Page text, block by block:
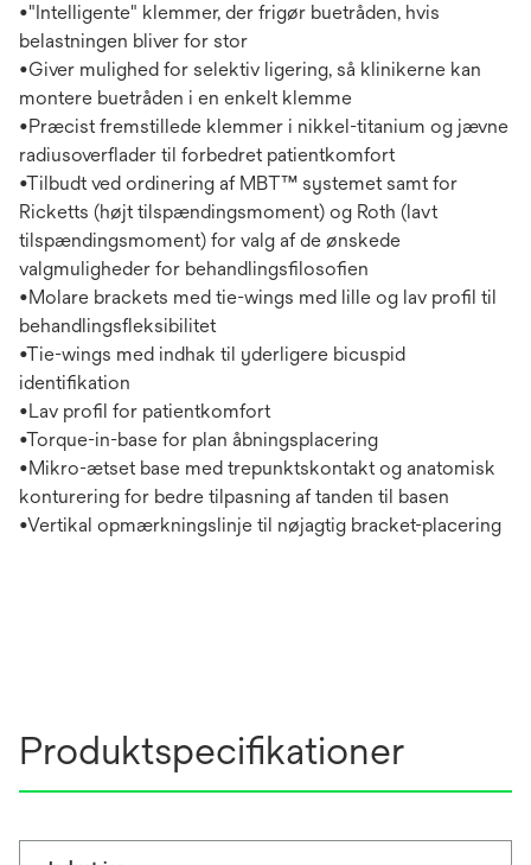
•"Intelligente" klemmer, der frigør buetråden, hvis
belastningen bliver for stor
•Giver mulighed for selektiv ligering, så klinikerne kan
montere buetråden i en enkelt klemme
•Præcist fremstillede klemmer i nikkel-titanium og jævne
radiusoverflader til forbedret patientkomfort
•Tilbudt ved ordinering af MBT™ systemet samt for
Ricketts (højt tilspændingsmoment) og Roth (lavt
tilspændingsmoment) for valg af de ønskede
valgmuligheder for behandlingsfilosofien
•Molare brackets med tie-wings med lille og lav profil til
behandlingsfleksibilitet
•Tie-wings med indhak til yderligere bicuspid
identifikation
•Lav profil for patientkomfort
•Torque-in-base for plan åbningsplacering
•Mikro-ætset base med trepunktskontakt og anatomisk
konturering for bedre tilpasning af tanden til basen
•Vertikal opmærkningslinje til nøjagtig bracket-placering
Produktspecifikationer